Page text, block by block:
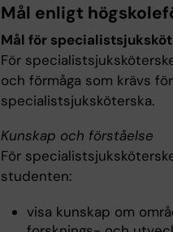
Mål enligt
Mål för
För
och förmåga som krävs
specialistsjuksköterska.
Kunskap och förståelse
För
studenten:
visa kunskap om